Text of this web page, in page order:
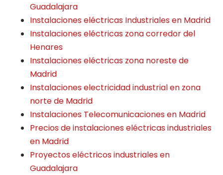
Guadalajara
Instalaciones eléctricas Industriales en Madrid
Instalaciones eléctricas zona corredor del
Henares
Instalaciones eléctricas zona noreste de
Madrid
Instalaciones electricidad industrial en zona
norte de Madrid
Instalaciones Telecomunicaciones en Madrid
Precios de instalaciones eléctricas industriales
en Madrid
Proyectos eléctricos industriales en
Guadalajara